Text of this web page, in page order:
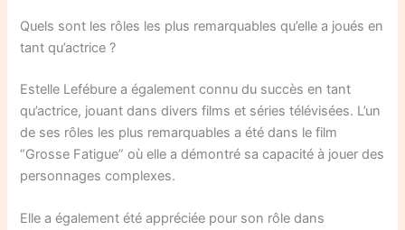
Quels sont les rôles les plus remarquables qu’elle a joués en
tant qu’actrice ?
Estelle Lefébure a également connu du succès en tant
qu’actrice, jouant dans divers films et séries télévisées. L’un
de ses rôles les plus remarquables a été dans le film
“Grosse Fatigue” où elle a démontré sa capacité à jouer des
personnages complexes.
Elle a également été appréciée pour son rôle dans